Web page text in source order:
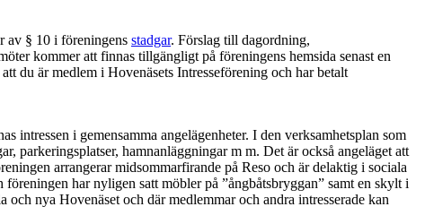
av § 10 i föreningens stadgar. Förslag till dagordning,
kommer att finnas tillgängligt på föreningens hemsida senast en
du är medlem i Hovenäsets Intresseförening och har betalt
intressen i gemensamma angelägenheter. I den verksamhetsplan som
parkeringsplatser, hamnanläggningar m m. Det är också angeläget att
arrangerar midsommarfirande på Reso och är delaktig i sociala
har nyligen satt möbler på ”ångbåtsbryggan” samt en skylt i
nya Hovenäset och där medlemmar och andra intresserade kan